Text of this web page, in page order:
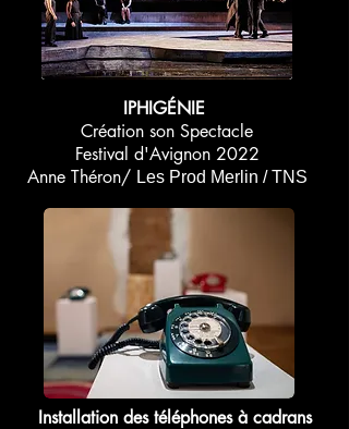
IPHIGÉNIE
Création son Spectacle
Festival d'Avignon 2022
Anne Théron/ Les Prod Merlin / TNS
Installation des téléphones à cadrans